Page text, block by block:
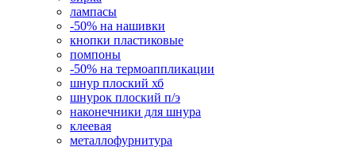
лампасы
-50% на нашивки
кнопки пластиковые
помпоны
-50% на термоаппликации
шнур плоский хб
шнурок плоский п/э
наконечники для шнура
клеевая
металлофурнитура